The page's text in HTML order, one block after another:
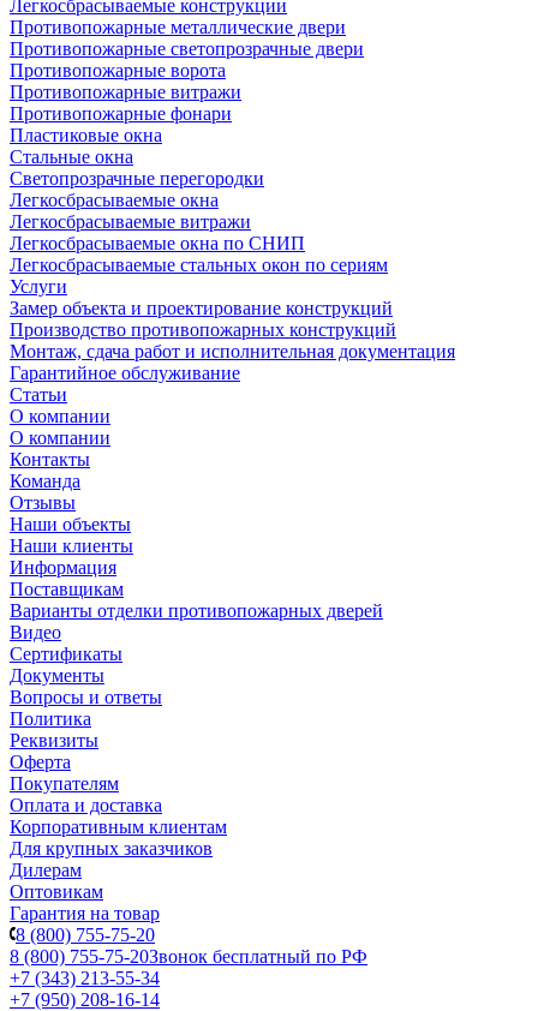
Легкосбрасываемые конструкции
Противопожарные металлические двери
Противопожарные светопрозрачные двери
Противопожарные ворота
Противопожарные витражи
Противопожарные фонари
Пластиковые окна
Стальные окна
Светопрозрачные перегородки
Легкосбрасываемые окна
Легкосбрасываемые витражи
Легкосбрасываемые окна по СНИП
Легкосбрасываемые стальных окон по сериям
Услуги
Замер объекта и проектирование конструкций
Производство противопожарных конструкций
Монтаж, сдача работ и исполнительная документация
Гарантийное обслуживание
Статьи
О компании
О компании
Контакты
Команда
Отзывы
Наши объекты
Наши клиенты
Информация
Поставщикам
Варианты отделки противопожарных дверей
Видео
Сертификаты
Документы
Вопросы и ответы
Политика
Реквизиты
Оферта
Покупателям
Оплата и доставка
Корпоративным клиентам
Для крупных заказчиков
Дилерам
Оптовикам
Гарантия на товар
8 (800) 755-75-20
8 (800) 755-75-20Звонок бесплатный по РФ
+7 (343) 213-55-34
+7 (950) 208-16-14